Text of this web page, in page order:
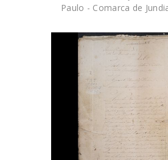
Paulo - Comarca de